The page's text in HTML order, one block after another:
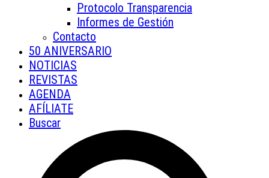
Protocolo Transparencia
Informes de Gestión
Contacto
50 ANIVERSARIO
NOTICIAS
REVISTAS
AGENDA
AFÍLIATE
Buscar